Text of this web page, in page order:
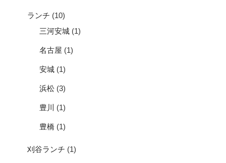
ランチ (10)
三河安城 (1)
名古屋 (1)
安城 (1)
浜松 (3)
豊川 (1)
豊橋 (1)
刈谷ランチ (1)